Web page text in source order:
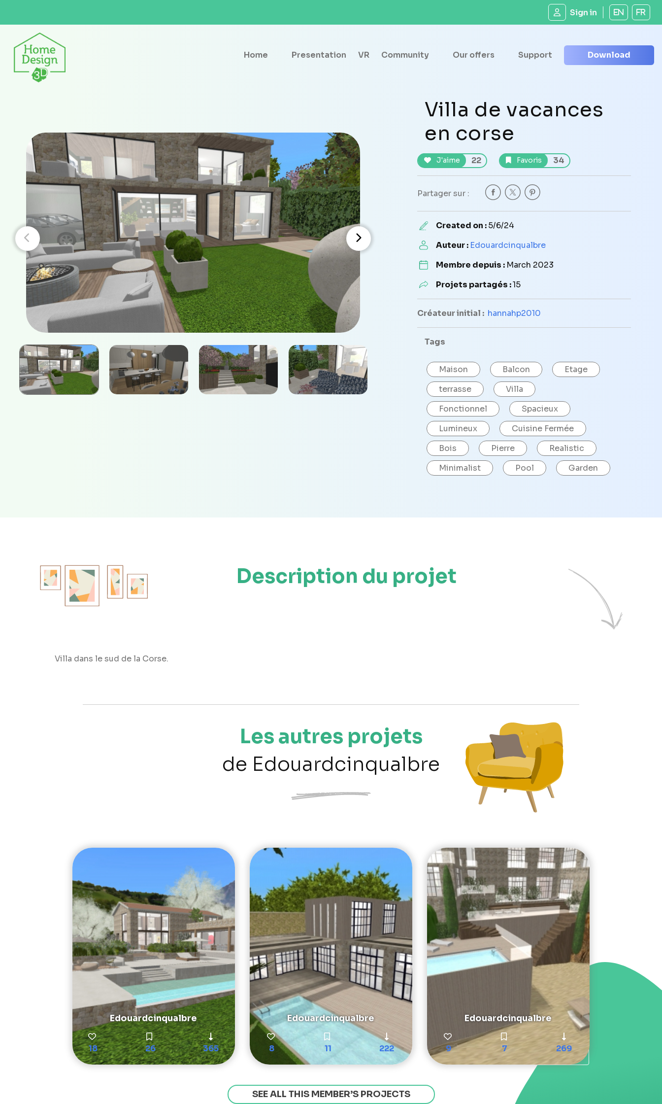
Sign in EN FR
Home Presentation VR Community Our offers Support Download
Villa de vacances
en corse
J'aime 22 Favoris 34
Partager sur :
Created on :5/6/24
Auteur : Edouardcinqualbre
Membre depuis : March 2023
Projets partagés :15
Créateur initial : hannahp2010
Tags
Maison Balcon
Etage
terrasse
Villa
Fonctionnel
Spacieux
Lumineux
Cuisine Fermée
Bois
Pierre
Realistic
Minimalist
Pool Garden
Description du projet
Villa dans le sud de la Corse.
Les autres projets
de Edouardcinqualbre
Edouardcinqualbre
18 26 365
Edouardcinqualbre
8 11 222
Edouardcinqualbre
9 7 269
SEE ALL THIS MEMBER’S PROJECTS